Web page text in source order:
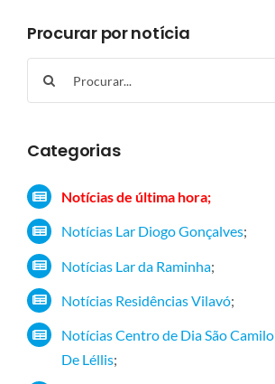
Procurar por notícia
Categorias
Notícias de última hora;
Notícias Lar Diogo Gonçalves;
Notícias Lar da Raminha;
Notícias Residências Vilavó;
Notícias Centro de Dia São Camilo
De Léllis;